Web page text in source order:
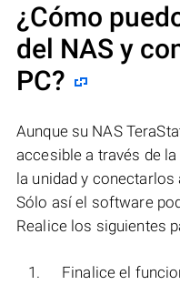
¿Cómo
del NAS y
PC?
Aunque su NAS
accesible a través de
la unidad y
Sólo así el software
Realice los siguientes
Finalice el